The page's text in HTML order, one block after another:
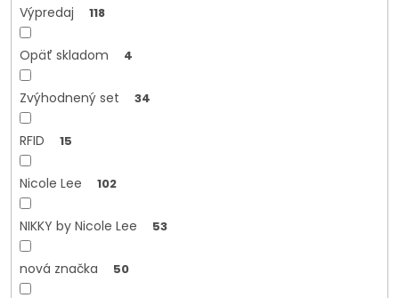
Výpredaj 118
Opäť skladom 4
Zvýhodnený set 34
RFID 15
Nicole Lee 102
NIKKY by Nicole Lee 53
nová značka 50